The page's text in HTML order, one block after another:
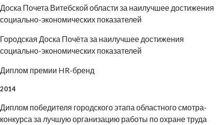
Доска Почета Витебской области за наилучшее достижения
социально-экономических показателей
Городская Доска Почёта за наилучшее достижения
социально-экономических показателей
Диплом премии HR-бренд
2014
Диплом победителя городского этапа областного смотра-
конкурса за лучшую организацию работы по охране труда